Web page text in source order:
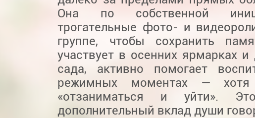
Она по собственной
трогательные фото- и
группе, чтобы сохранить
участвует в осенних ярмарках
сада, активно помогает
режимных моментах —
«отзаниматься и уйти».
дополнительный вклад души